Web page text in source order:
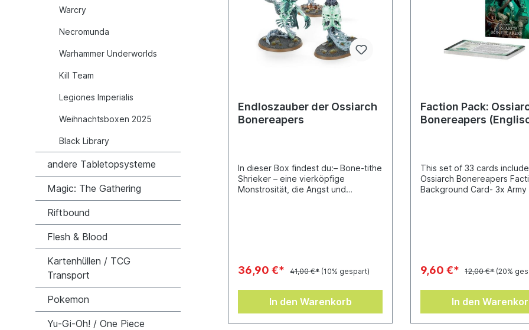
Warcry
Necromunda
Warhammer Underworlds
Kill Team
Legiones Imperialis
Weihnachtsboxen 2025
Black Library
andere Tabletopsysteme
Magic: The Gathering
Riftbound
Flesh & Blood
Kartenhüllen / TCG
Transport
Pokemon
Yu-Gi-Oh! / One Piece
Endloszauber der Ossiarch
Bonereapers
In dieser Box findest du:– Bone-tithe
Shrieker – eine vierköpfige
Monstrosität, die Angst und
andernorts mehr Vernichtung zu
das einem anvisierten Helden
nachstellt und nicht aufhört, bis er
36,90 €* 41,00 €* (10% gespart)
In den Warenkorb
Faction Pack:
Bonereapers
This set of 33 cards
Ossiarch Bonereapers
Background Card- 3x Army
9,60 €* 12,00 €* (20%
In den